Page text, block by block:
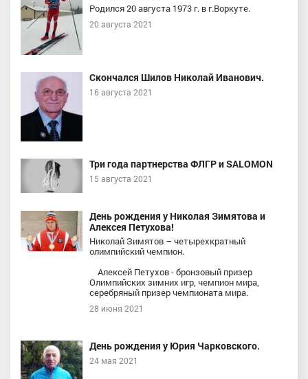
Родился 20 августа 1973 г. в г.Воркуте.
20 августа 2021
Скончался Шилов Николай Иванович.
16 августа 2021
Три года партнерства ФЛГР и SALOMON
15 августа 2021
День рождения у Николая Зимятова и
Алексея Петухова!
Николай Зимятов – четырехкратный
олимпийский чемпион.
Алексей Петухов - бронзовый призер
Олимпийских зимних игр, чемпион мира,
серебряный призер чемпионата мира.
28 июня 2021
День рождения у Юрия Чарковского.
24 мая 2021